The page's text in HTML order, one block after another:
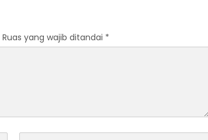
Ruas yang wajib ditandai *